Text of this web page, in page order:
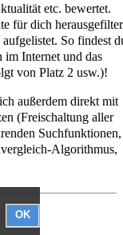
OK
etc. bewertet.
für dich
So findest
im Internet und das
von Platz 2 usw.)!
außerdem direkt mit
(Freischaltung aller
Suchfunktionen,
Algorithmus,